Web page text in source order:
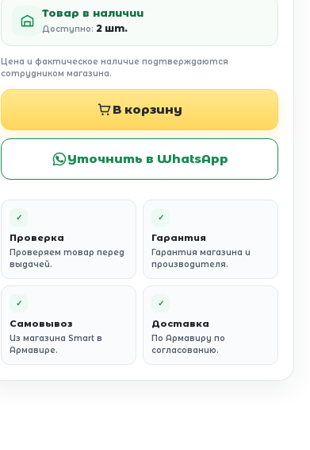
Товар в наличии
Доступно: 2 шт.
Цена и фактическое наличие подтверждаются
сотрудником магазина.
В корзину
Уточнить в WhatsApp
✓
Проверка
Проверяем товар перед
выдачей.
✓
Гарантия
Гарантия магазина и
производителя.
✓
Самовывоз
Из магазина Smart в
Армавире.
✓
Доставка
По Армавиру по
согласованию.